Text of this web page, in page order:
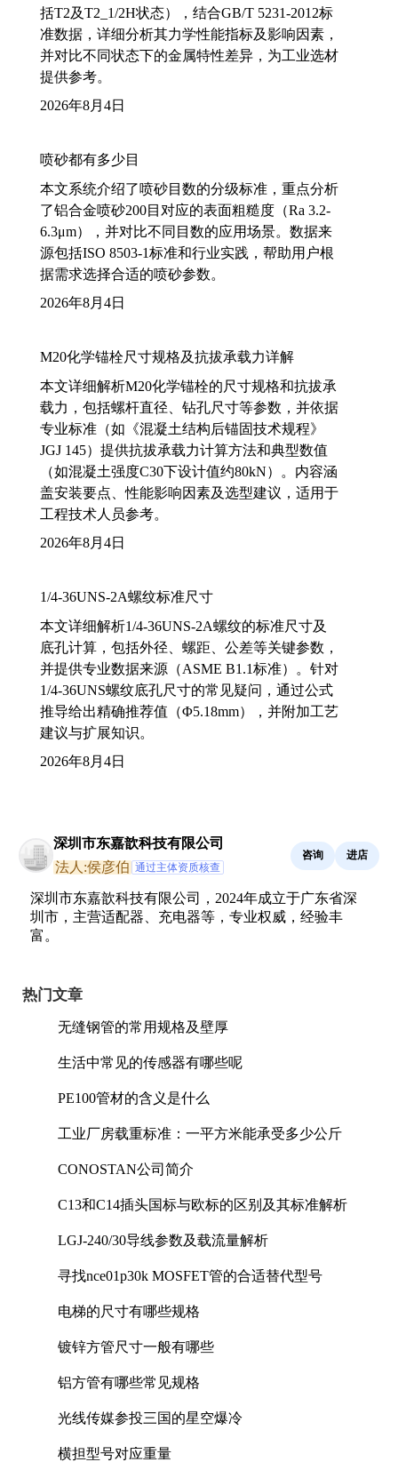
括T2及T2_1/2H状态），结合GB/T 5231-2012标
准数据，详细分析其力学性能指标及影响因素，
并对比不同状态下的金属特性差异，为工业选材
提供参考。
2026年8月4日
喷砂都有多少目
本文系统介绍了喷砂目数的分级标准，重点分析
了铝合金喷砂200目对应的表面粗糙度（Ra 3.2-
6.3μm），并对比不同目数的应用场景。数据来
源包括ISO 8503-1标准和行业实践，帮助用户根
据需求选择合适的喷砂参数。
2026年8月4日
M20化学锚栓尺寸规格及抗拔承载力详解
本文详细解析M20化学锚栓的尺寸规格和抗拔承
载力，包括螺杆直径、钻孔尺寸等参数，并依据
专业标准（如《混凝土结构后锚固技术规程》
JGJ 145）提供抗拔承载力计算方法和典型数值
（如混凝土强度C30下设计值约80kN）。内容涵
盖安装要点、性能影响因素及选型建议，适用于
工程技术人员参考。
2026年8月4日
1/4-36UNS-2A螺纹标准尺寸
本文详细解析1/4-36UNS-2A螺纹的标准尺寸及
底孔计算，包括外径、螺距、公差等关键参数，
并提供专业数据来源（ASME B1.1标准）。针对
1/4-36UNS螺纹底孔尺寸的常见疑问，通过公式
推导给出精确推荐值（Φ5.18mm），并附加工艺
建议与扩展知识。
2026年8月4日
深圳市东嘉歆科技有限公司
法人:侯彦伯 通过主体资质核查
咨询 进店
深圳市东嘉歆科技有限公司，2024年成立于广东省深
圳市，主营适配器、充电器等，专业权威，经验丰
富。
热门文章
无缝钢管的常用规格及壁厚
生活中常见的传感器有哪些呢
PE100管材的含义是什么
工业厂房载重标准：一平方米能承受多少公斤
CONOSTAN公司简介
C13和C14插头国标与欧标的区别及其标准解析
LGJ-240/30导线参数及载流量解析
寻找nce01p30k MOSFET管的合适替代型号
电梯的尺寸有哪些规格
镀锌方管尺寸一般有哪些
铝方管有哪些常见规格
光线传媒参投三国的星空爆冷
横担型号对应重量